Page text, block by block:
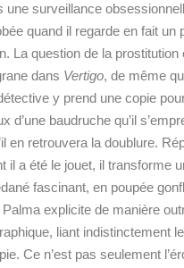
une surveillance
quand il regarde en fait un
Laquestion de la prostitution
dans Vertigo, de même
y prend une copie pour
d’une baudruche qu’il
en retrouvera la doublure.
il a été le jouet, il transforme
fascinant, en poupée
Palma explicite de manière
liant indistinctement
Ce n’est pas seulement